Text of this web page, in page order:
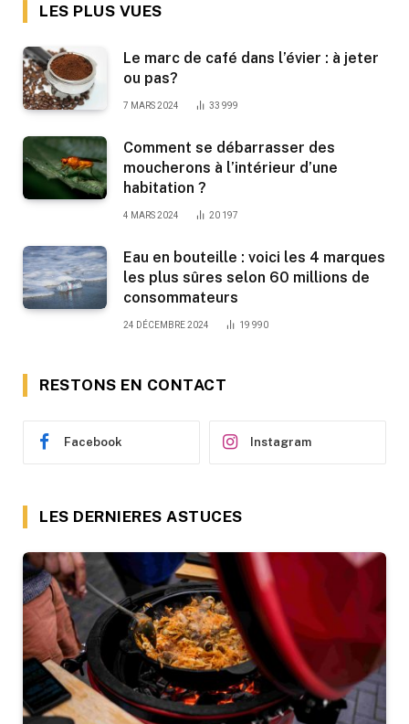
LES PLUS VUES
Le marc de café dans l’évier : à jeter
ou pas?
7 MARS 2024 33 999
Comment se débarrasser des
moucherons à l’intérieur d’une
habitation ?
4 MARS 2024 20 197
Eau en bouteille : voici les 4 marques
les plus sûres selon 60 millions de
consommateurs
24 DÉCEMBRE 2024 19 990
RESTONS EN CONTACT
Facebook Instagram
LES DERNIERES ASTUCES